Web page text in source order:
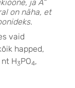
ja A
on näha, et
vaid
happed,
H3PO4,